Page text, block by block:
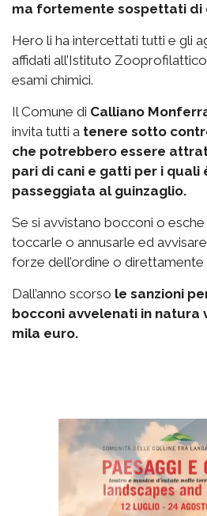
ma fortemente sospettati di
Hero li ha intercettati tutti e gli
affidati all’Istituto Zooprofilattico
esami chimici.
Il Comune di Calliano
invita tutti a tenere sotto
che potrebbero essere
pari di cani e gatti per i quali
passeggiata al guinzaglio.
Se si avvistano bocconi o
toccarle o annusarle ed
forze dell’ordine o direttamente
Dall’anno scorso le sanzioni
bocconi avvelenati in natura
mila euro.